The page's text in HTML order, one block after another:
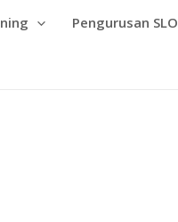
Pengurusan SLO